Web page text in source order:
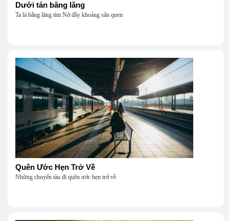
Dưới tán bằng lăng
Ta là bằng lăng tím Nở đầy khoảng sân quen
Quên Ước Hẹn Trở Về
Những chuyến tàu đi quên ước hẹn trở về